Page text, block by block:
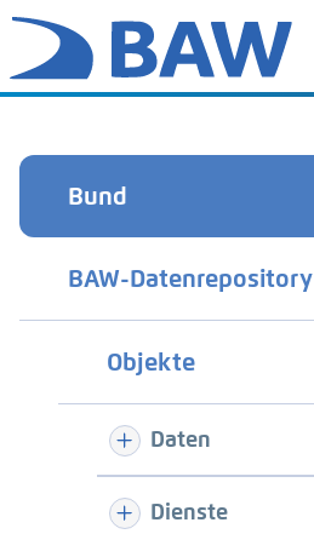
Bund
BAW-Datenrepository
Objekte
Daten
Dienste